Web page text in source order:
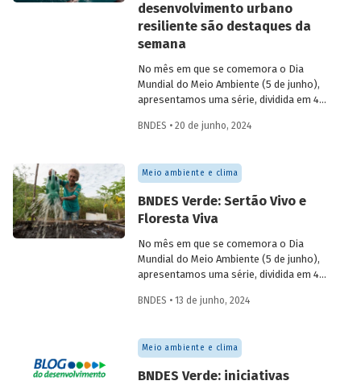
desenvolvimento urbano
resiliente são destaques da
semana
No mês em que se comemora o Dia
Mundial do Meio Ambiente (5 de junho),
apresentamos uma série, dividida em 4
BNDES relacionadas ao tema. Os
Azul”, Apoio à inclusão produtiva urbana e
rural com geração de renda e trabalho e
desenvolvimento urbano resiliente.
BNDES • 20 de junho, 2024
Meio ambiente e clima
BNDES Verde: Sertão Vivo e
Floresta Viva
No mês em que se comemora o Dia
Mundial do Meio Ambiente (5 de junho),
apresentamos uma série, dividida em 4
BNDES relacionadas ao tema. Os
Vivo” e “Floresta Viva”.
BNDES • 13 de junho, 2024
Meio ambiente e clima
BNDES Verde: iniciativas